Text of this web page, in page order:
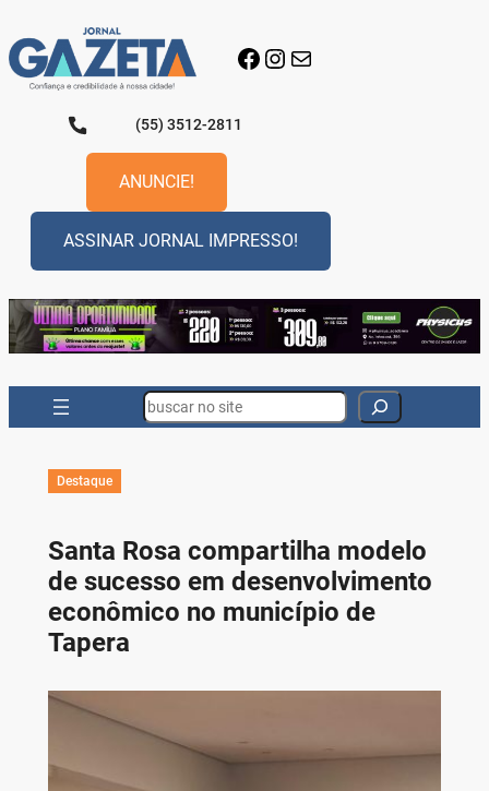
para
o
conteúdo
Facebook
Instagram
E-mail
(55) 3512-2811
ANUNCIE!
ASSINAR JORNAL IMPRESSO!
Search
Destaque
Santa Rosa compartilha modelo
de sucesso em desenvolvimento
econômico no município de
Tapera